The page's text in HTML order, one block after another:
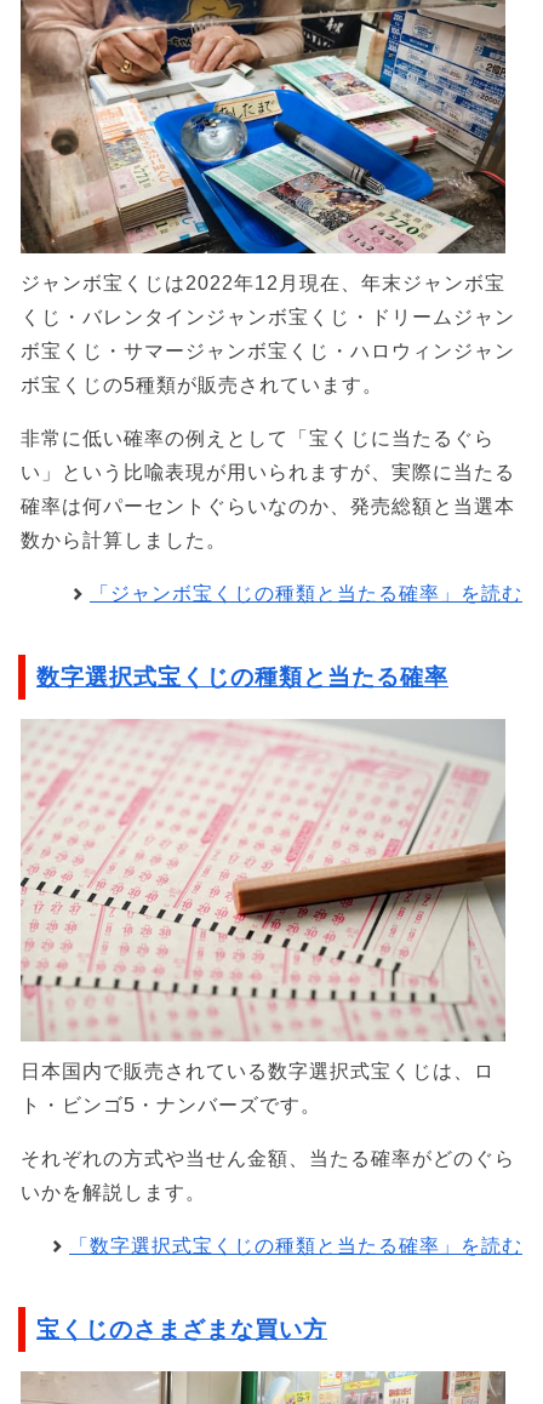
ジャンボ宝くじは2022年12月現在、年末ジャンボ宝
くじ・バレンタインジャンボ宝くじ・ドリームジャン
ボ宝くじ・サマージャンボ宝くじ・ハロウィンジャン
ボ宝くじの5種類が販売されています。
非常に低い確率の例えとして「宝くじに当たるぐら
い」という比喩表現が用いられますが、実際に当たる
確率は何パーセントぐらいなのか、発売総額と当選本
数から計算しました。
「ジャンボ宝くじの種類と当たる確率」を読む
数字選択式宝くじの種類と当たる確率
日本国内で販売されている数字選択式宝くじは、ロ
ト・ビンゴ5・ナンバーズです。
それぞれの方式や当せん金額、当たる確率がどのぐら
いかを解説します。
「数字選択式宝くじの種類と当たる確率」を読む
宝くじのさまざまな買い方